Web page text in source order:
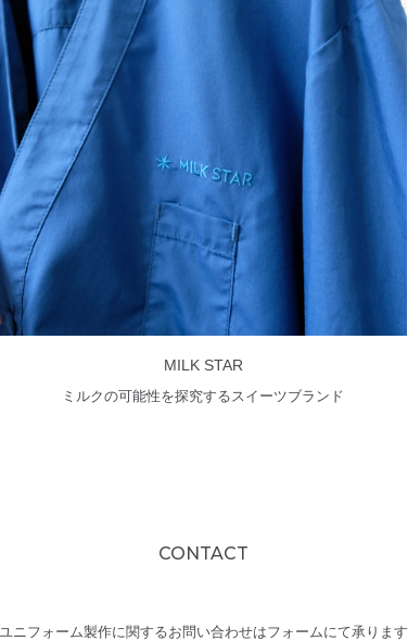
MILK STAR
ミルクの可能性を探究するスイーツブランド
CONTACT
ユニフォーム製作に関するお問い合わせはフォームにて承ります